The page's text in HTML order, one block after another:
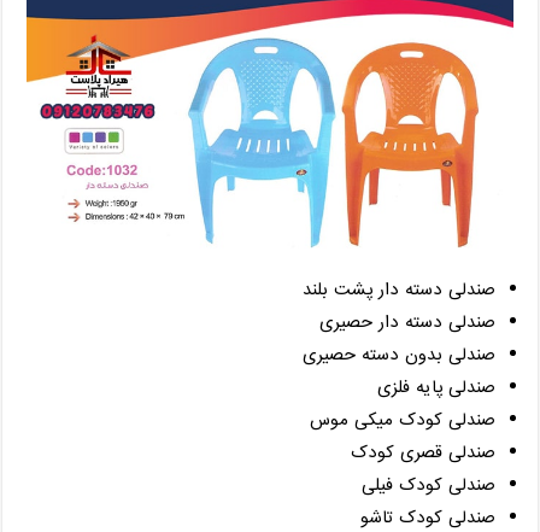
صندلی دسته دار پشت بلند
صندلی دسته دار حصیری
صندلی بدون دسته حصیری
صندلی پایه فلزی
صندلی کودک میکی موس
صندلی قصری کودک
صندلی کودک فیلی
صندلی کودک تاشو